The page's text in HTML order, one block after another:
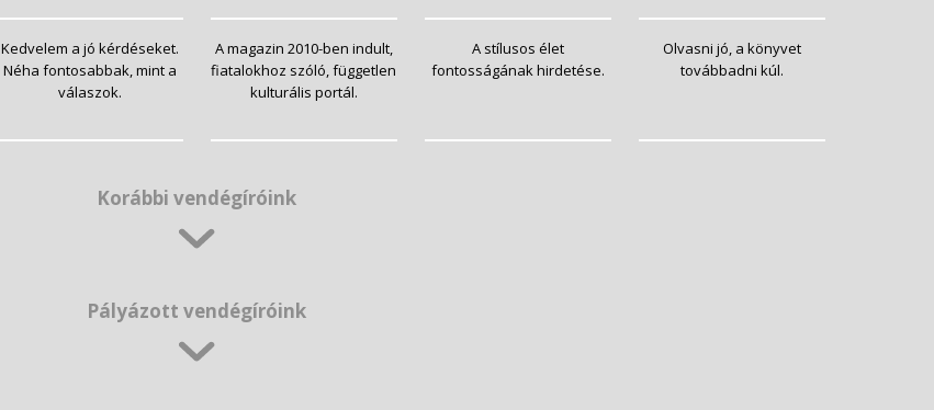
Kedvelem a jó kérdéseket.
Néha fontosabbak, mint a
válaszok.
A magazin 2010-ben indult,
fiatalokhoz szóló, független
kulturális portál.
A stílusos élet
fontosságának hirdetése.
Olvasni jó, a könyvet
továbbadni kúl.
Korábbi vendégíróink
Pályázott vendégíróink